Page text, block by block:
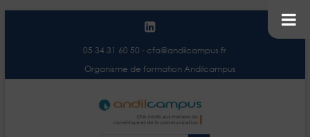
05 34 31 60 50 - cfa@andilcampus.fr
Organisme de formation Andilcampus